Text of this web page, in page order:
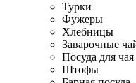
Турки
Фужеры
Хлебницы
Заварочные
Посуда для чая
Штофы